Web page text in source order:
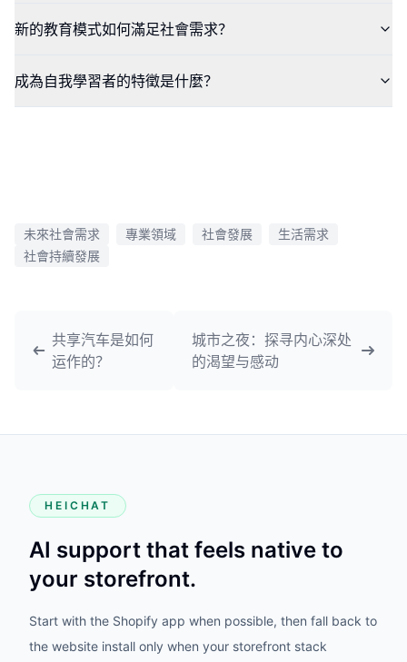
新的教育模式如何滿足社會需求？
成為自我學習者的特徵是什麼？
未來社會需求 專業領域 社會發展
生活需求
社會持續發展
共享汽车是如何
运作的？
城市之夜：探寻内心深处
的渴望与感动
HEICHAT
AI support that feels native to
your storefront.
Start with the Shopify app when possible, then fall back to
the website install only when your storefront stack